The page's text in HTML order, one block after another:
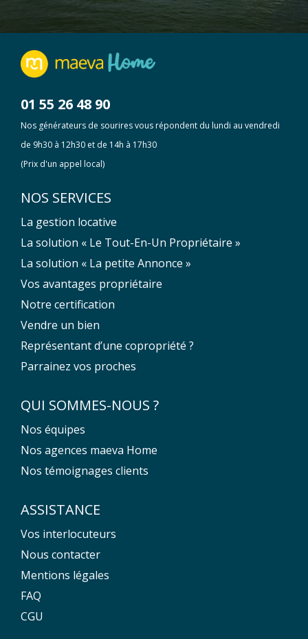
01 55 26 48 90
Nos générateurs de sourires vous répondent du lundi au vendredi
de 9h30 à 12h30 et de 14h à 17h30
(Prix d'un appel local)
NOS SERVICES
La gestion locative
La solution « Le Tout-En-Un Propriétaire »
La solution « La petite Annonce »
Vos avantages propriétaire
Notre certification
Vendre un bien
Représentant d’une copropriété ?
Parrainez vos proches
QUI SOMMES-NOUS ?
Nos équipes
Nos agences maeva Home
Nos témoignages clients
ASSISTANCE
Vos interlocuteurs
Nous contacter
Mentions légales
FAQ
CGU